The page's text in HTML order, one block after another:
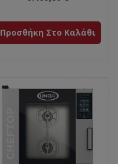
Προσθήκη Στο Καλάθι